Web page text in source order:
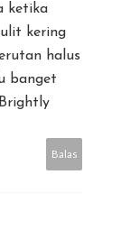
ketika
kering
halus
banget
Balas